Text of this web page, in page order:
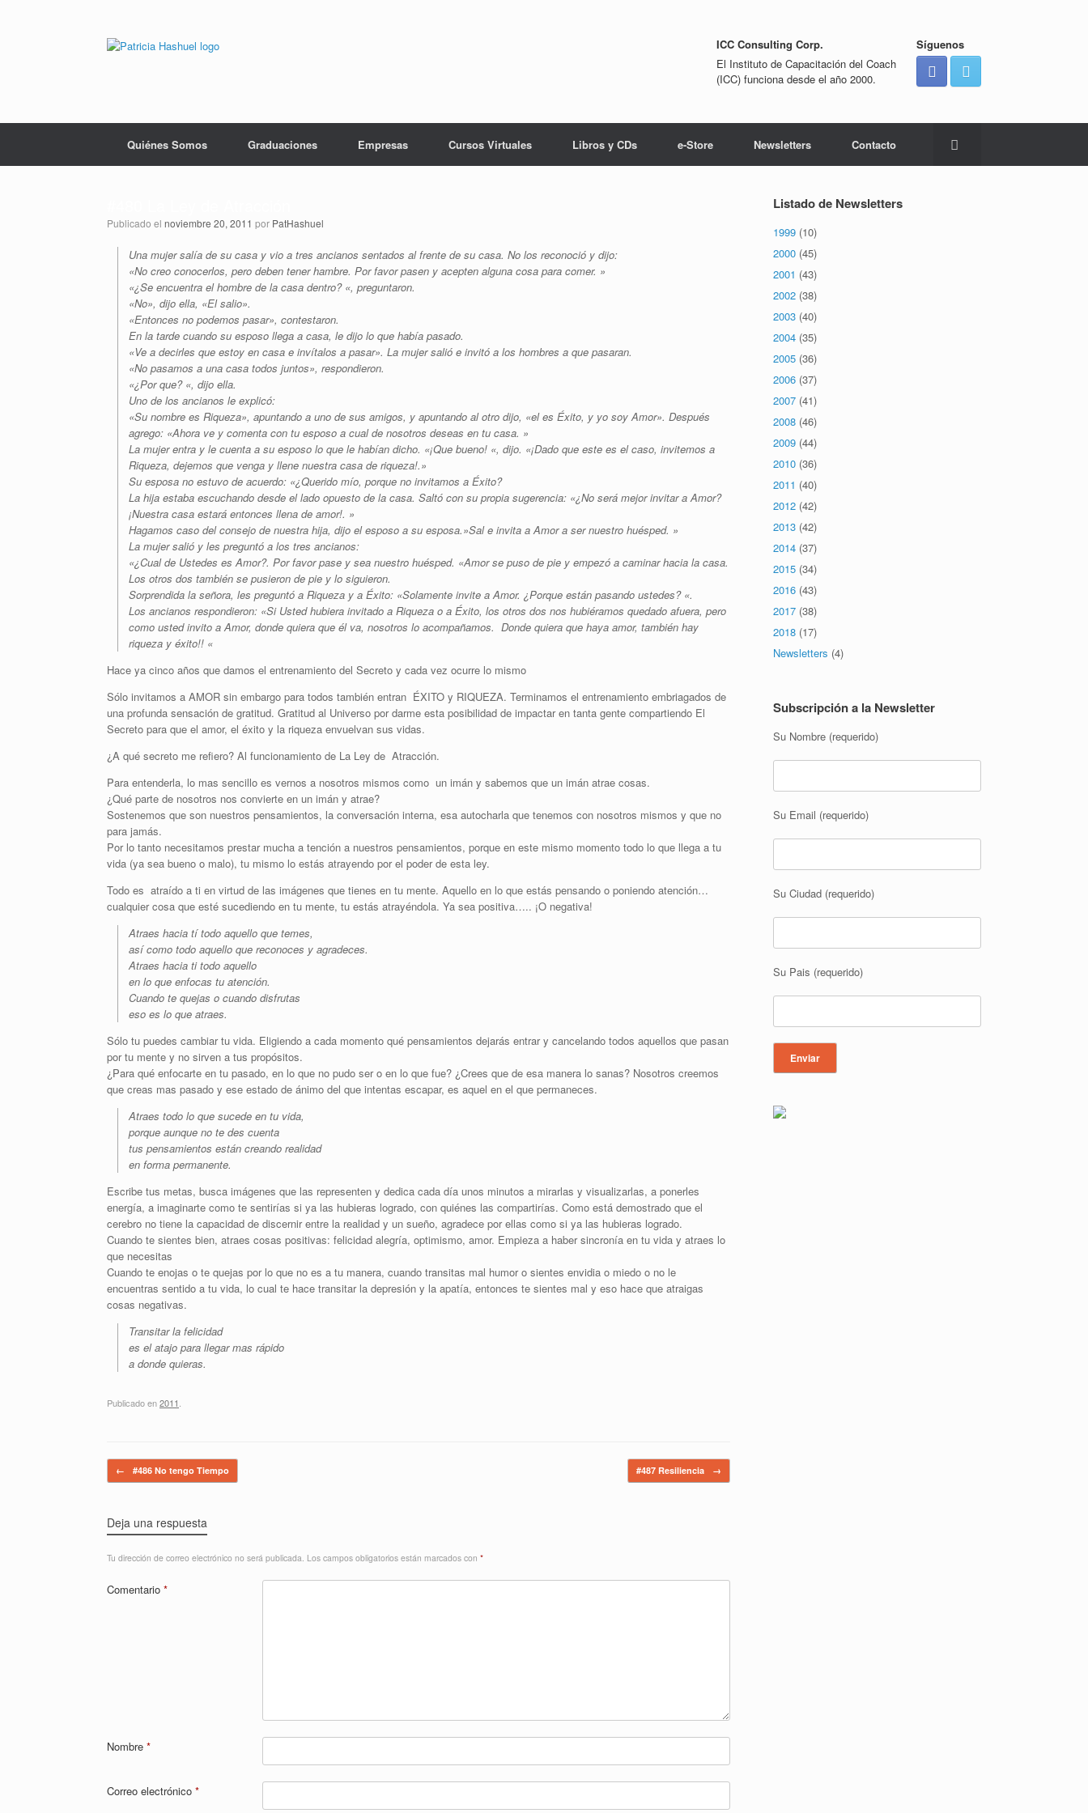
ICC Consulting Corp.
El Instituto de Capacitación del Coach
(ICC) funciona desde el año 2000.
Síguenos
Quiénes Somos Graduaciones Empresas Cursos Virtuales Libros y CDs e-Store Newsletters Contacto
Publicado el noviembre 20, 2011 por PatHashuel
Una mujer salía de su casa y vio a tres ancianos sentados al frente de su casa. No los reconoció y dijo:
«No creo conocerlos, pero deben tener hambre. Por favor pasen y acepten alguna cosa para comer. »
«¿Se encuentra el hombre de la casa dentro? «, preguntaron.
«No», dijo ella, «El salio».
«Entonces no podemos pasar», contestaron.
En la tarde cuando su esposo llega a casa, le dijo lo que había pasado.
«Ve a decirles que estoy en casa e invítalos a pasar». La mujer salió e invitó a los hombres a que pasaran.
«No pasamos a una casa todos juntos», respondieron.
«¿Por que? «, dijo ella.
Uno de los ancianos le explicó:
«Su nombre es Riqueza», apuntando a uno de sus amigos, y apuntando al otro dijo, «el es Éxito, y yo soy Amor». Después
agrego: «Ahora ve y comenta con tu esposo a cual de nosotros deseas en tu casa. »
La mujer entra y le cuenta a su esposo lo que le habían dicho. «¡Que bueno! «, dijo. «¡Dado que este es el caso, invitemos a
Riqueza, dejemos que venga y llene nuestra casa de riqueza!.»
Su esposa no estuvo de acuerdo: «¿Querido mío, porque no invitamos a Éxito?
La hija estaba escuchando desde el lado opuesto de la casa. Saltó con su propia sugerencia: «¿No será mejor invitar a Amor?
¡Nuestra casa estará entonces llena de amor!. »
Hagamos caso del consejo de nuestra hija, dijo el esposo a su esposa.»Sal e invita a Amor a ser nuestro huésped. »
La mujer salió y les preguntó a los tres ancianos:
«¿Cual de Ustedes es Amor?. Por favor pase y sea nuestro huésped. «Amor se puso de pie y empezó a caminar hacia la casa.
Los otros dos también se pusieron de pie y lo siguieron.
Sorprendida la señora, les preguntó a Riqueza y a Éxito: «Solamente invite a Amor. ¿Porque están pasando ustedes? «.
Los ancianos respondieron: «Si Usted hubiera invitado a Riqueza o a Éxito, los otros dos nos hubiéramos quedado afuera, pero
como usted invito a Amor, donde quiera que él va, nosotros lo acompañamos. Donde quiera que haya amor, también hay
riqueza y éxito!! «
Hace ya cinco años que damos el entrenamiento del Secreto y cada vez ocurre lo mismo
Sólo invitamos a AMOR sin embargo para todos también entran ÉXITO y RIQUEZA. Terminamos el entrenamiento embriagados de
una profunda sensación de gratitud. Gratitud al Universo por darme esta posibilidad de impactar en tanta gente compartiendo El
Secreto para que el amor, el éxito y la riqueza envuelvan sus vidas.
¿A qué secreto me refiero? Al funcionamiento de La Ley de Atracción.
Para entenderla, lo mas sencillo es vernos a nosotros mismos como un imán y sabemos que un imán atrae cosas.
¿Qué parte de nosotros nos convierte en un imán y atrae?
Sostenemos que son nuestros pensamientos, la conversación interna, esa autocharla que tenemos con nosotros mismos y que no
para jamás.
Por lo tanto necesitamos prestar mucha a tención a nuestros pensamientos, porque en este mismo momento todo lo que llega a tu
vida (ya sea bueno o malo), tu mismo lo estás atrayendo por el poder de esta ley.
Todo es atraído a ti en virtud de las imágenes que tienes en tu mente. Aquello en lo que estás pensando o poniendo atención…
cualquier cosa que esté sucediendo en tu mente, tu estás atrayéndola. Ya sea positiva….. ¡O negativa!
Atraes hacia tí todo aquello que temes,
así como todo aquello que reconoces y agradeces.
Atraes hacia ti todo aquello
en lo que enfocas tu atención.
Cuando te quejas o cuando disfrutas
eso es lo que atraes.
Sólo tu puedes cambiar tu vida. Eligiendo a cada momento qué pensamientos dejarás entrar y cancelando todos aquellos que pasan
por tu mente y no sirven a tus propósitos.
¿Para qué enfocarte en tu pasado, en lo que no pudo ser o en lo que fue? ¿Crees que de esa manera lo sanas? Nosotros creemos
que creas mas pasado y ese estado de ánimo del que intentas escapar, es aquel en el que permaneces.
Atraes todo lo que sucede en tu vida,
porque aunque no te des cuenta
tus pensamientos están creando realidad
en forma permanente.
Escribe tus metas, busca imágenes que las representen y dedica cada día unos minutos a mirarlas y visualizarlas, a ponerles
energía, a imaginarte como te sentirías si ya las hubieras logrado, con quiénes las compartirías. Como está demostrado que el
cerebro no tiene la capacidad de discernir entre la realidad y un sueño, agradece por ellas como si ya las hubieras logrado.
Cuando te sientes bien, atraes cosas positivas: felicidad alegría, optimismo, amor. Empieza a haber sincronía en tu vida y atraes lo
que necesitas
Cuando te enojas o te quejas por lo que no es a tu manera, cuando transitas mal humor o sientes envidia o miedo o no le
encuentras sentido a tu vida, lo cual te hace transitar la depresión y la apatía, entonces te sientes mal y eso hace que atraigas
cosas negativas.
Transitar la felicidad
es el atajo para llegar mas rápido
a donde quieras.
Publicado en2011
Navegador de artículos
← #486 No tengo Tiempo #487 Resiliencia →
Deja una respuesta
Tu dirección de correo electrónico no será publicada. Los campos obligatorios están marcados con *
Comentario *
Nombre *
Correo electrónico *
Listado de Newsletters
1999 (10)
2000 (45)
2001 (43)
2002 (38)
2003 (40)
2004 (35)
2005 (36)
2006 (37)
2007 (41)
2008 (46)
2009 (44)
2010 (36)
2011 (40)
2012 (42)
2013 (42)
2014 (37)
2015 (34)
2016 (43)
2017 (38)
2018 (17)
Newsletters (4)
Subscripción a la Newsletter
Su Nombre (requerido)
Su Email (requerido)
Su Ciudad (requerido)
Su Pais (requerido)